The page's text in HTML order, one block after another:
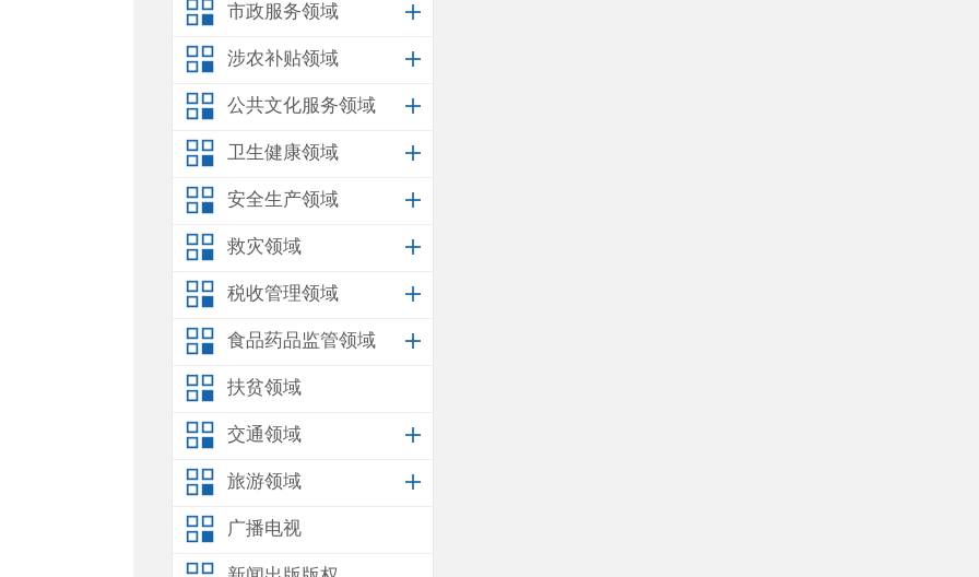
市政服务领域
涉农补贴领域
公共文化服务领域
卫生健康领域
安全生产领域
救灾领域
税收管理领域
食品药品监管领域
扶贫领域
交通领域
旅游领域
广播电视